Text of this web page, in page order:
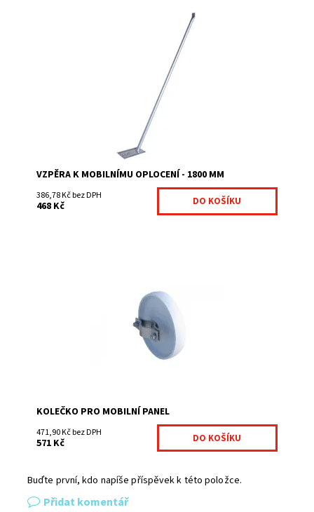
Vzpěra slouží ke stabilizaci mobilního oplocení.
Na centrálním skladě
VZPĚRA K MOBILNÍMU OPLOCENÍ - 1800 MM
386,78 Kč bez DPH
468 Kč
Na centrálním skladě
MOBKOL1-355
KOLEČKO PRO MOBILNÍ PANEL
471,90 Kč bez DPH
571 Kč
Buďte první, kdo napíše příspěvek k této položce.
Přidat komentář